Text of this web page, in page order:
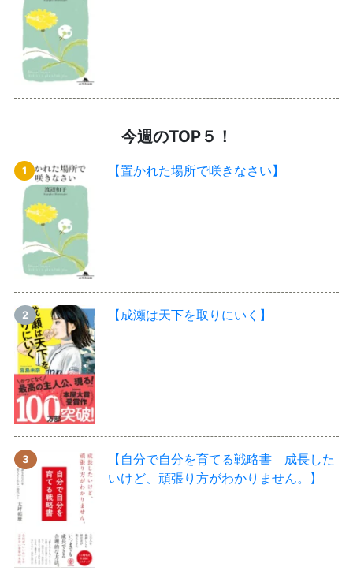
今週のTOP５！
【置かれた場所で咲きなさい】
【成瀬は天下を取りにいく】
【自分で自分を育てる戦略書 成長した
いけど、頑張り方がわかりません。】